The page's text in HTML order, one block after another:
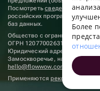
Посмотретьсведения о
российских программ для
баз данных.
Общество с ограниченной
ОГРН 1207700263198, ИНН
Юридический адрес: г.
Замоскворечье, наб.
hello@flowwow.com
8 800 555-
Применяются
Более